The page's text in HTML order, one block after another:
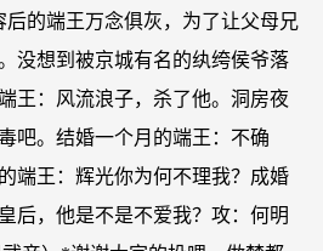
的端王万念俱灰，为了让父母兄
没想到被京城有名的纨绔侯爷落
王：风流浪子，杀了他。洞房夜
吧。结婚一个月的端王：不确
端王：辉光你为何不理我？成婚
后，他是不是不爱我？攻：何明